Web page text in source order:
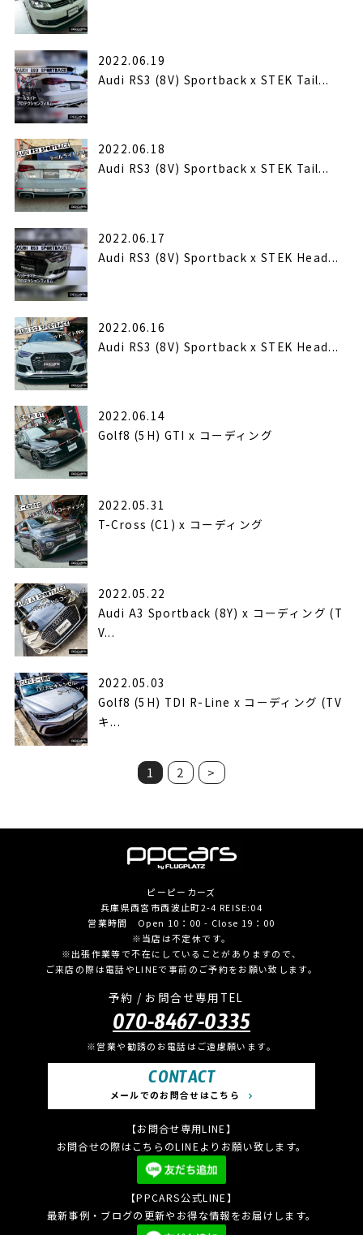
2022.06.19
Audi RS3 (8V) Sportback x STEK Tail...
2022.06.18
Audi RS3 (8V) Sportback x STEK Tail...
2022.06.17
Audi RS3 (8V) Sportback x STEK Head...
2022.06.16
Audi RS3 (8V) Sportback x STEK Head...
2022.06.14
Golf8 (5H) GTI x コーディング
2022.05.31
T-Cross (C1) x コーディング
2022.05.22
Audi A3 Sportback (8Y) x コーディング (T
V...
2022.05.03
Golf8 (5H) TDI R-Line x コーディング (TV
キ...
1 2 >
ピーピーカーズ
兵庫県西宮市西波止町2-4 REISE:04
営業時間 Open 10：00 - Close 19：00
※当店は不定休です。
※出張作業等で不在にしていることがありますので、
ご来店の際は電話やLINEで事前のご予約をお願い致します。
予約 / お問合せ専用TEL
070-8467-0335
※営業や勧誘のお電話はご遠慮願います。
CONTACT
メールでのお問合せはこちら
【お問合せ専用LINE】
お問合せの際はこちらのLINEよりお願い致します。
【PPCARS公式LINE】
最新事例・ブログの更新やお得な情報をお届けします。